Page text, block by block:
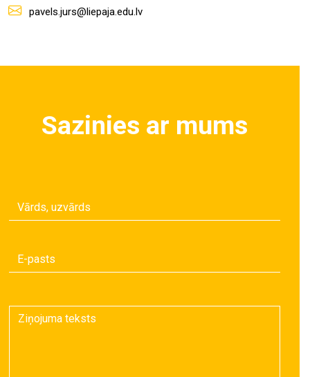
pavels.jurs@liepaja.edu.lv
Sazinies ar mums